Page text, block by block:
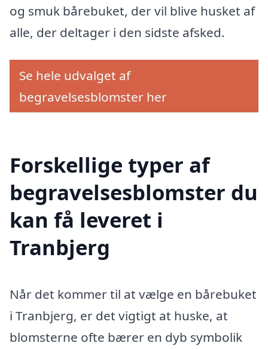
og smuk bårebuket, der vil blive husket af
alle, der deltager i den sidste afsked.
Se hele udvalget af
begravelsesblomster her
Forskellige typer af
begravelsesblomster du
kan få leveret i
Tranbjerg
Når det kommer til at vælge en bårebuket
i Tranbjerg, er det vigtigt at huske, at
blomsterne ofte bærer en dyb symbolik